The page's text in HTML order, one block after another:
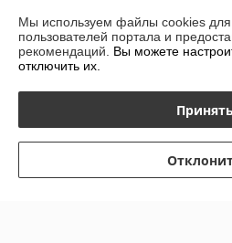
Контакты
График работы
Мы используем файлы cookies для
пользователей портала и
рекомендаций. Вы можете
отключить их.
Принять